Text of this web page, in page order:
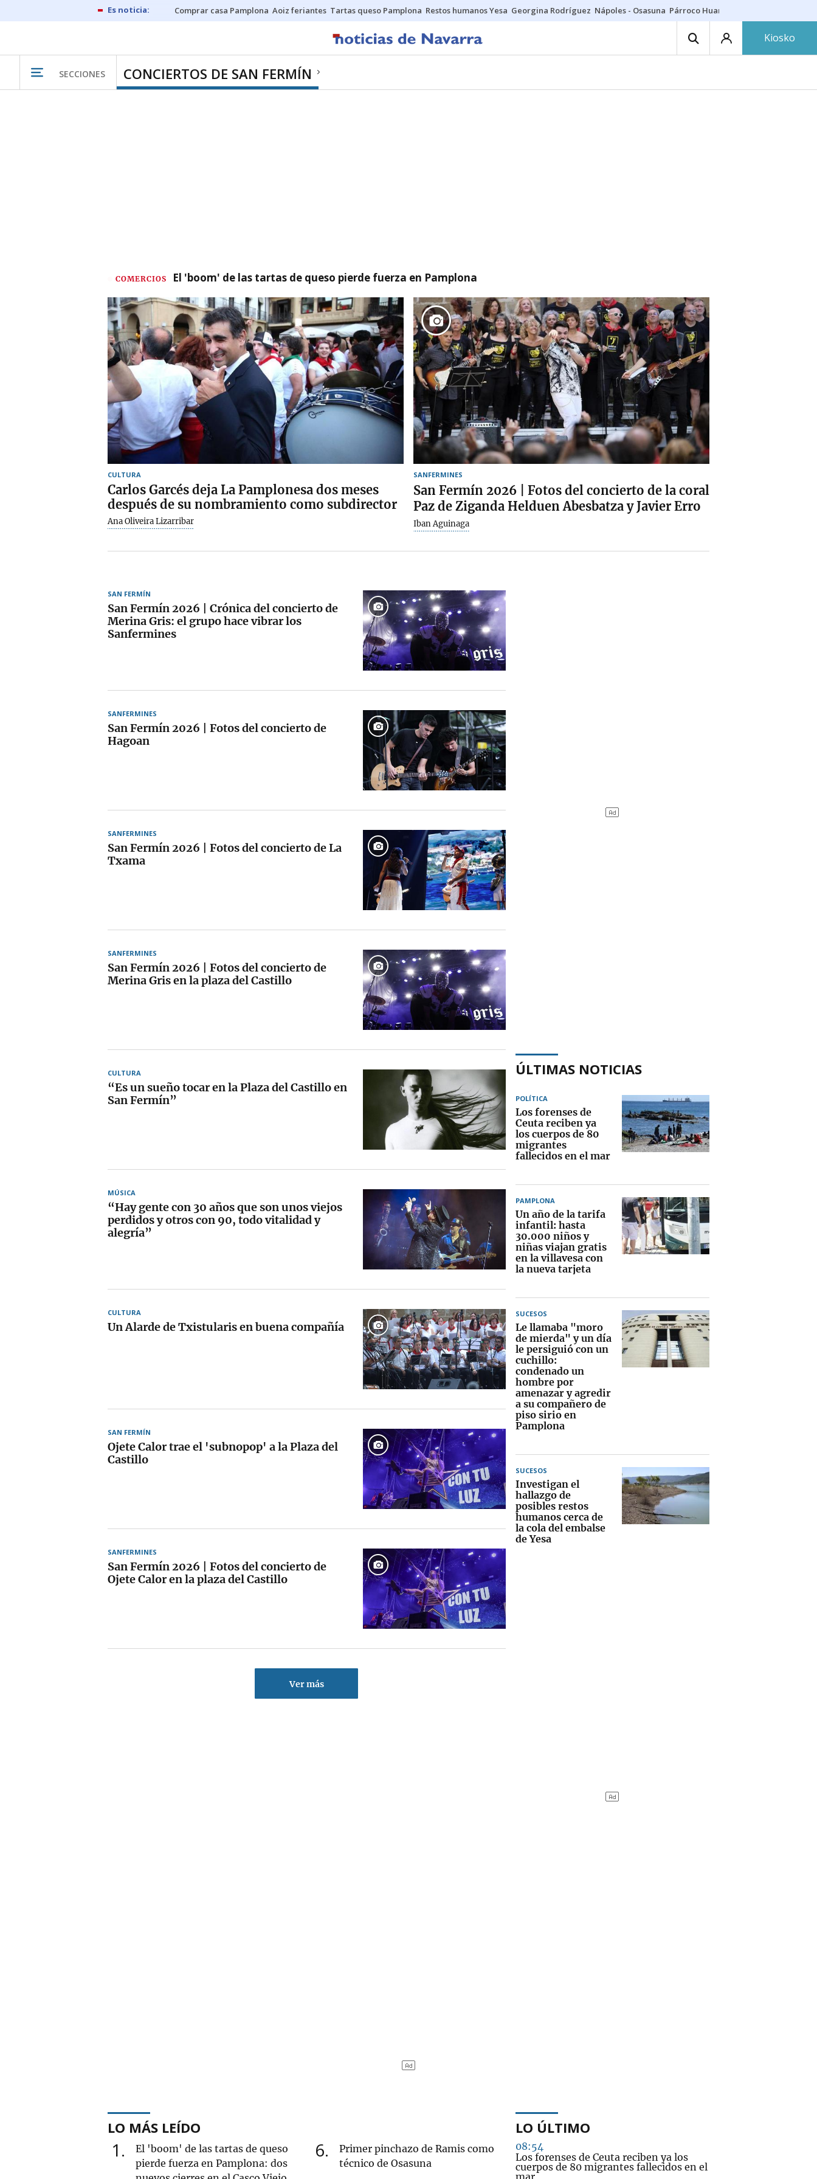
Comprar casa Pamplona Aoiz feriantes Tartas queso Pamplona Restos humanos Yesa Georgina Rodríguez Nápoles - Osasuna Párroco Huarte
Kiosko
SECCIONES CONCIERTOS DE SAN FERMÍN
COMERCIOS El 'boom' de las tartas de queso pierde fuerza en Pamplona
CULTURA
Carlos Garcés deja La Pamplonesa dos meses
después de su nombramiento como subdirector
Ana Oliveira Lizarribar
SANFERMINES
San Fermín 2026 | Fotos del concierto de la coral
Paz de Ziganda Helduen Abesbatza y Javier Erro
Iban Aguinaga
SAN FERMÍN
San Fermín 2026 | Crónica del concierto de
Merina Gris: el grupo hace vibrar los
Sanfermines
SANFERMINES
San Fermín 2026 | Fotos del concierto de
Hagoan
SANFERMINES
San Fermín 2026 | Fotos del concierto de La
Txama
SANFERMINES
San Fermín 2026 | Fotos del concierto de
Merina Gris en la plaza del Castillo
CULTURA
“Es un sueño tocar en la Plaza del Castillo en
San Fermín”
MÚSICA
“Hay gente con 30 años que son unos viejos
perdidos y otros con 90, todo vitalidad y
alegría”
CULTURA
Un Alarde de Txistularis en buena compañía
SAN FERMÍN
Ojete Calor trae el 'subnopop' a la Plaza del
Castillo
SANFERMINES
San Fermín 2026 | Fotos del concierto de
Ojete Calor en la plaza del Castillo
Ver más
ÚLTIMAS NOTICIAS
POLÍTICA
Los forenses de
Ceuta reciben ya
los cuerpos de 80
migrantes
fallecidos en el mar
PAMPLONA
Un año de la tarifa
infantil: hasta
30.000 niños y
niñas viajan gratis
en la villavesa con
la nueva tarjeta
SUCESOS
Le llamaba "moro
de mierda" y un día
le persiguió con un
cuchillo:
condenado un
hombre por
amenazar y agredir
a su compañero de
piso sirio en
Pamplona
SUCESOS
Investigan el
hallazgo de
posibles restos
humanos cerca de
la cola del embalse
de Yesa
LO MÁS LEÍDO
1
El 'boom' de las tartas de queso
pierde fuerza en Pamplona: dos
6
Primer pinchazo de Ramis como
técnico de Osasuna
LO ÚLTIMO
08:54
Los forenses de Ceuta reciben ya los
cuerpos de 80 migrantes fallecidos en el
mar